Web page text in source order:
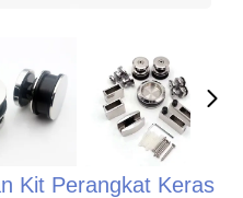
Kit Perangkat Keras